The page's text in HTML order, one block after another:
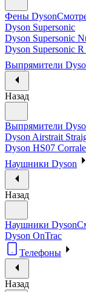
Фены Dyson
Dyson Supersonic
Dyson Supersonic
Dyson Supersonic R
Выпрямители
Назад
Выпрямители
Dyson Airstrait
Dyson HS07 Corrale
Наушники Dyson
Назад
Наушники Dyson
Dyson OnTrac
Телефоны
Назад